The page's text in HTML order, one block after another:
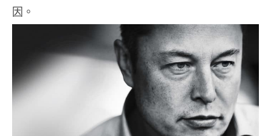
因。